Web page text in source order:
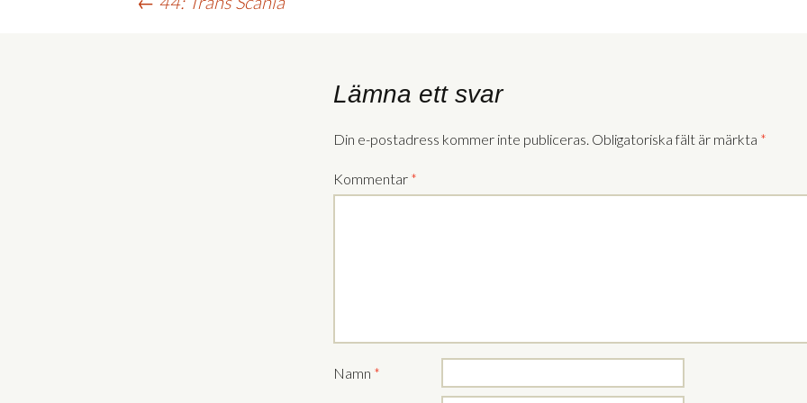
Inläggsnavigering
Lämna ett svar
Din e-postadress kommer inte publiceras. Obligatoriska fält är märkta *
Kommentar *
Namn *